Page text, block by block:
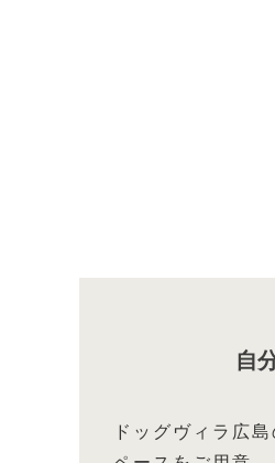
自
ドッグヴィラ広